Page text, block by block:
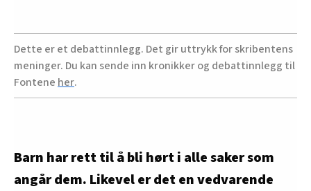
Dette er et debattinnlegg. Det gir uttrykk for skribentens
meninger. Du kan sende inn kronikker og debattinnlegg til
Fontene her.
Barn har rett til å bli hørt i alle saker som
angår dem. Likevel er det en vedvarende